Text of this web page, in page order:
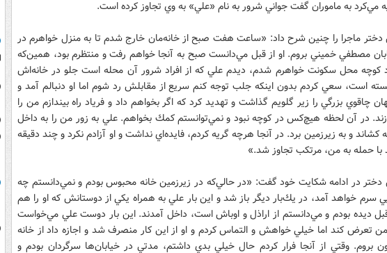
مي‌كرد به ماموران گفت جواني شرور به نام «علي» به وي تجاوز كرده است.
دختر ماجرا را چنين شرح داد: «ساعت هفت صبح از خانه‌مان خارج شدم تا به منزل خواهرم در
مصطفي خميني بروم. او از قبل مي‌دانست صبح به آنجا خواهم رفت و منتظرم بود، همين‌كه
كوچه محل سكونت خواهرم شدم، ديدم علي كه از افراد شرور آن محله است جلو در خانه‌اش
است، سعي كردم بدون اينكه جلب توجه كنم سريع از مقابلش رد شوم اما او دنبالم آمد و
چاقوي بزرگي را زير گلويم گذاشت و تهديد كرد كه اگر بخواهم داد و فرياد راه بيندازم من را
در آن لحظه هيچ‌كس در كوچه نبود و نمي‌توانستم كمك بخواهم. علي به زور من را به داخل
كشاند و به زيرزمين برد. در آنجا هرچه گريه كردم، فايده‌اي نداشت و او آزادم نكرد و چند دقيقه
با حمله به من، مرتكب تجاوز شد.»
دختر در ادامه شكايت خود گفت: «در حالي‌كه در زيرزمين خانه محبوس بودم و نمي‌دانستم چه
سرم خواهد آمد، در يك‌بار ديگر باز شد و اين بار علي به همراه يكي از دوستانش كه او را هم
ديده بودم و مي‌دانستم از اراذل و اوباش است، داخل آمدند. اين بار دوست علي مي‌خواست
تعرض كند اما خيلي خواهش و التماس كردم و او از اين كار منصرف شد و اجازه داد از خانه
بروم. وقتي از آنجا فرار كردم حال خيلي بدي داشتم، مدتي در خيابان‌ها سرگردان بودم و